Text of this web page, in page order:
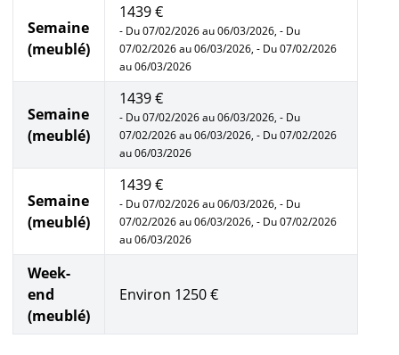
Semaine
(meublé)
1439 €
- Du 07/02/2026 au 06/03/2026, - Du
07/02/2026 au 06/03/2026, - Du 07/02/2026
au 06/03/2026
Semaine
(meublé)
1439 €
- Du 07/02/2026 au 06/03/2026, - Du
07/02/2026 au 06/03/2026, - Du 07/02/2026
au 06/03/2026
Semaine
(meublé)
1439 €
- Du 07/02/2026 au 06/03/2026, - Du
07/02/2026 au 06/03/2026, - Du 07/02/2026
au 06/03/2026
Week-
end
(meublé)
Environ 1250 €